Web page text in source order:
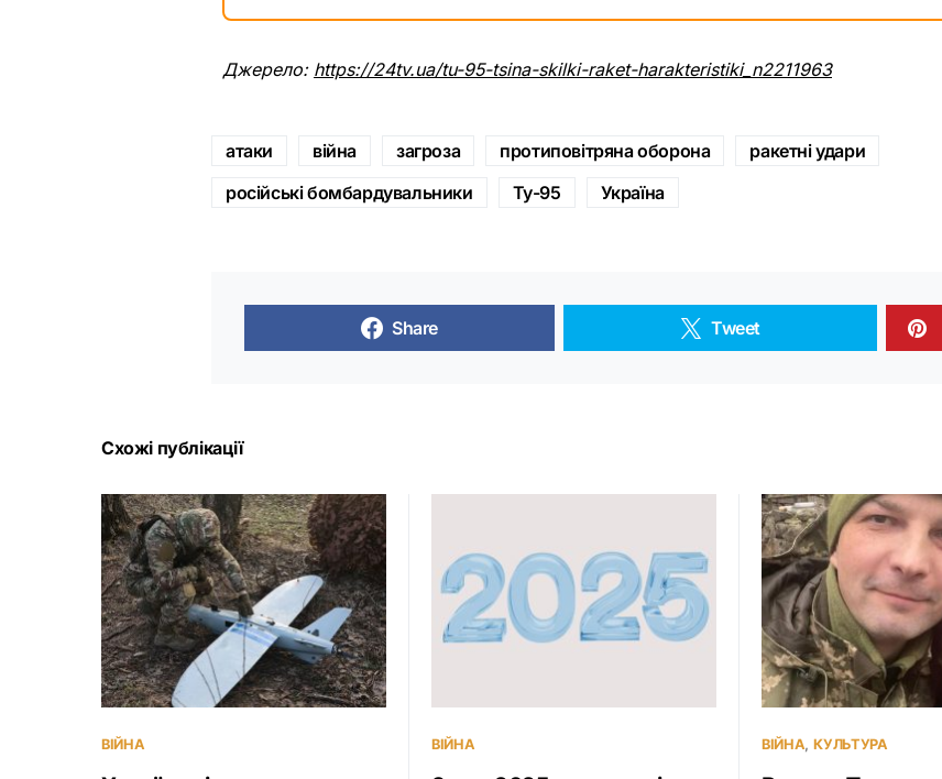
Джерело: https://24tv.ua/tu-95-tsina-skilki-raket-harakteristiki_n2211963
атаки війна загроза протиповітряна оборона
ракетні удари
російські бомбардувальники
Ту-95 Україна
Share Tweet
Схожі публікації
ВІЙНА ВІЙНА ВІЙНА КУЛЬТУРА